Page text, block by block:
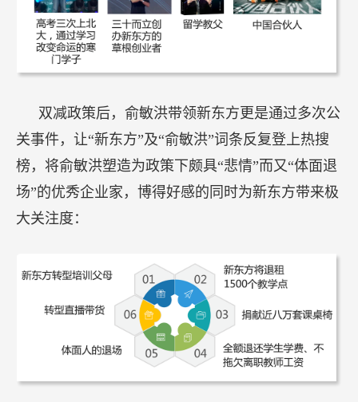
双减政策后，俞敏洪带领新东方更是通过多次公
关事件，让“新东方”及“俞敏洪”词条反复登上热搜
榜，将俞敏洪塑造为政策下颇具“悲情”而又“体面退
场”的优秀企业家，博得好感的同时为新东方带来极
大关注度：